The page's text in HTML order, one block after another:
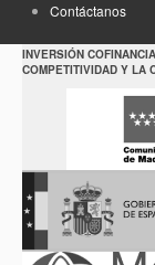
Contáctanos
INVERSIÓN
COMPETITIVIDAD Y LA